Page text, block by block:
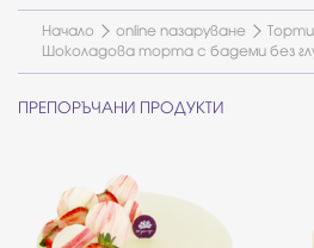
Начало online пазаруване
Шоколадова торта с бадеми без
ПРЕПОРЪЧАНИ ПРОДУКТИ